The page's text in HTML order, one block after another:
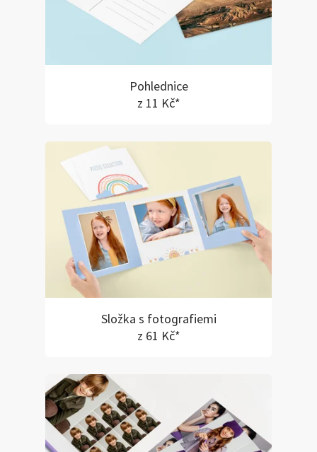
Pohlednice
z 11 Kč*
Složka s fotografiemi
z 61 Kč*